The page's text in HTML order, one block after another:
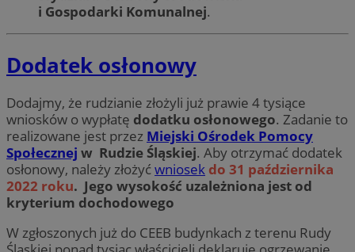
i Gospodarki Komunalnej.
Dodatek osłonowy
Dodajmy, że rudzianie złożyli już prawie 4 tysiące
wniosków o wypłatę dodatku osłonowego. Zadanie to
realizowane jest przez Miejski Ośrodek Pomocy
Społecznej w Rudzie Śląskiej. Aby otrzymać dodatek
osłonowy, należy złożyćwniosek do 31 października
2022 roku. Jego wysokość uzależniona jest od
kryterium dochodowego
W zgłoszonych już do CEEB budynkach z terenu Rudy